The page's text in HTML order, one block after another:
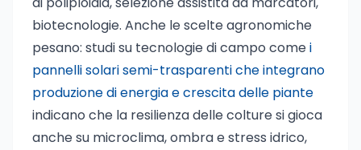
biotecnologie. Anche le scelte agronomiche
pesano: studi su tecnologie di campo comei
pannelli solari semi-trasparenti che integrano
produzione di energia e crescita delle piante
indicano che la resilienza delle colture si gioca
anche su microclima, ombra e stress idrico,